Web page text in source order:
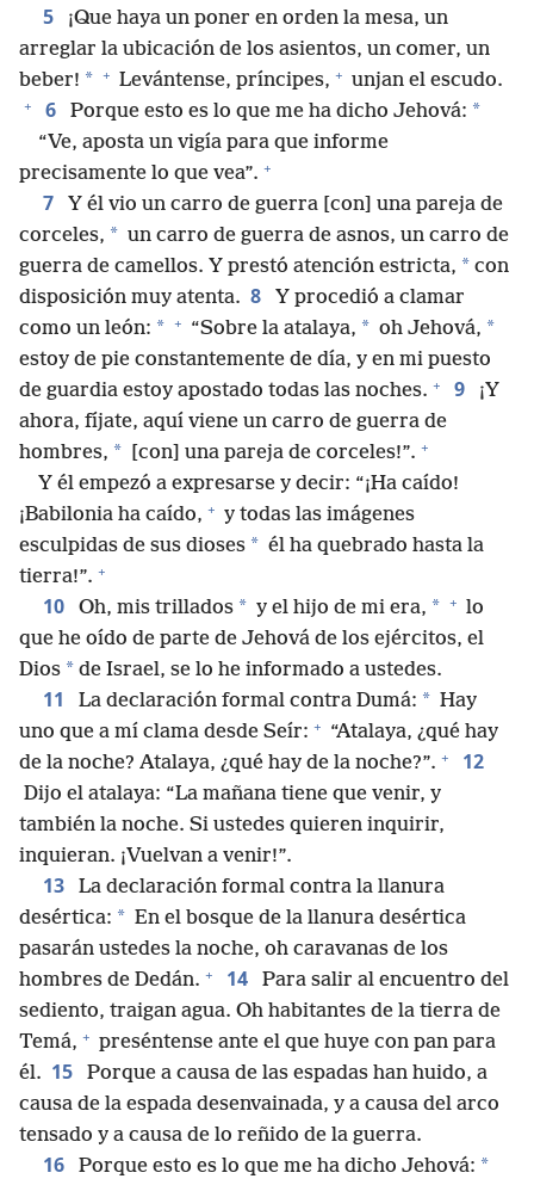
5
¡Que haya un poner en orden la mesa, un
arreglar la ubicación de los asientos, un comer, un
beber! * + Levántense, príncipes, + unjan el escudo.
+ 6 Porque esto es lo que me ha dicho Jehová: *
“Ve, aposta un vigía para que informe
precisamente lo que vea”. +
7
Y él vio un carro de guerra [con] una pareja de
corceles, * un carro de guerra de asnos, un carro de
guerra de camellos. Y prestó atención estricta, * con
disposición muy atenta. 8
Y procedió a clamar
como un león: * + “Sobre la atalaya, * oh Jehová, *
estoy de pie constantemente de día, y en mi puesto
de guardia estoy apostado todas las noches. + 9
¡Y
ahora, fíjate, aquí viene un carro de guerra de
hombres, * [con] una pareja de corceles!”. +
Y él empezó a expresarse y decir: “¡Ha caído!
¡Babilonia ha caído, + y todas las imágenes
esculpidas de sus dioses * él ha quebrado hasta la
tierra!”. +
10 Oh, mis trillados * y el hijo de mi era, * + lo
que he oído de parte de Jehová de los ejércitos, el
Dios * de Israel, se lo he informado a ustedes.
11 La declaración formal contra Dumá: * Hay
uno que a mí clama desde Seír: + “Atalaya, ¿qué hay
de la noche? Atalaya, ¿qué hay de la noche?”. + 12
Dijo el atalaya: “La mañana tiene que venir, y
también la noche. Si ustedes quieren inquirir,
inquieran. ¡Vuelvan a venir!”.
13
La declaración formal contra la llanura
desértica: * En el bosque de la llanura desértica
pasarán ustedes la noche, oh caravanas de los
hombres de Dedán. + 14
Para salir al encuentro del
sediento, traigan agua. Oh habitantes de la tierra de
Temá, + preséntense ante el que huye con pan para
él. 15
Porque a causa de las espadas han huido, a
causa de la espada desenvainada, y a causa del arco
tensado y a causa de lo reñido de la guerra.
16 Porque esto es lo que me ha dicho Jehová: *